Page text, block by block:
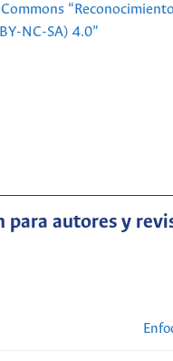
NC-SA) 4.0”
para autores y